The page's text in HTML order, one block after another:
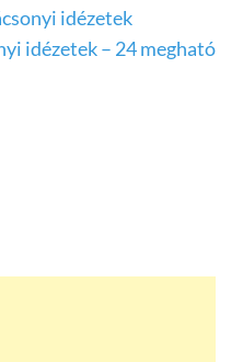
idézetek
idézetek – 24 megható